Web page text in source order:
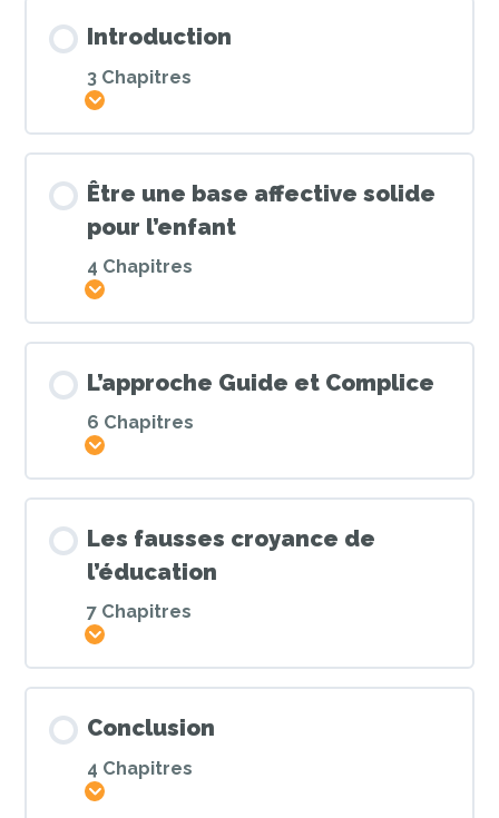
Introduction
3 Chapitres
Être une base affective solide
pour l’enfant
4 Chapitres
L’approche Guide et Complice
6 Chapitres
Les fausses croyance de
l’éducation
7 Chapitres
Conclusion
4 Chapitres